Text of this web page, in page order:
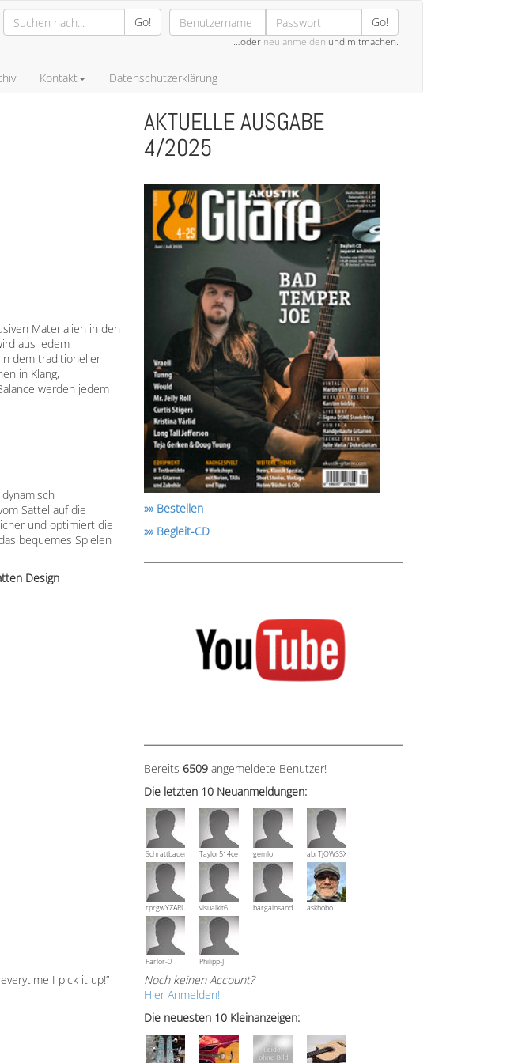
Go! Go!
…oder neu anmelden und mitmachen.
Kontakt Datenschutzerklärung
Materialien in den
aus jedem
dem traditioneller
in Klang,
werden jedem
Sattel auf die
und optimiert die
bequemes Spielen
Design
I pick it up!”
AKTUELLE AUSGABE
4/2025
»» Bestellen
»» Begleit-CD
Bereits 6509 angemeldete Benutzer!
Die letzten 10 Neuanmeldungen:
Schrattbauer Taylor514ce gemlo abrTjQWSSXuVznPolE
rprgwYZARUTZQyCWESpD
visualkit6 bargainsandmoreaskhobo
Parlor-0 Philipp-J
Noch keinen Account?
Hier Anmelden!
Die neuesten 10 Kleinanzeigen: